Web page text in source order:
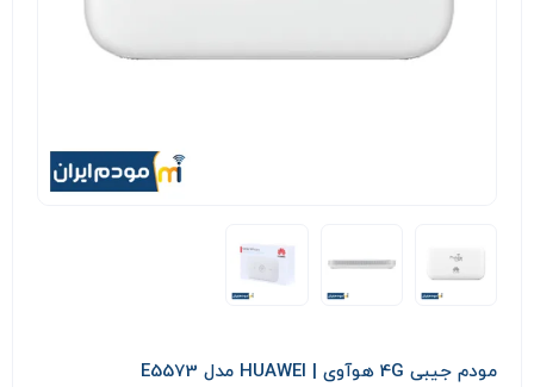
مودم جیبی 4G هوآوی | HUAWEI مدل E5573